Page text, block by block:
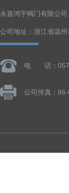
永嘉鸿宇阀门有限公司
公司地址：浙江省温
电 话：